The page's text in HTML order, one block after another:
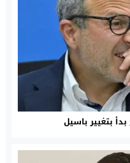
بتغيير باسيل